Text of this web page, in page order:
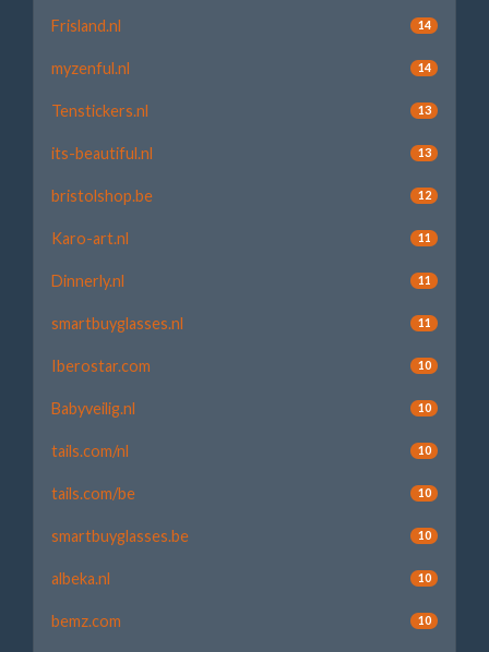
Frisland.nl 14
myzenful.nl 14
Tenstickers.nl 13
its-beautiful.nl 13
bristolshop.be 12
Karo-art.nl 11
Dinnerly.nl 11
smartbuyglasses.nl 11
Iberostar.com 10
Babyveilig.nl 10
tails.com/nl 10
tails.com/be 10
smartbuyglasses.be 10
albeka.nl 10
bemz.com 10